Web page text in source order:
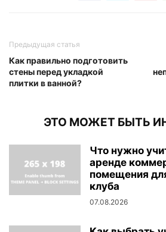
Предыдущая статья
Как правильно подготовить
стены перед укладкой
плитки в ванной?
ЭТО МОЖЕТ БЫТЬ
Что нужно
аренде
помещения
клуба
07.08.2026